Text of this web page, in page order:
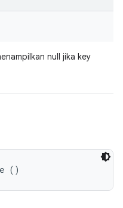
null jika key
()